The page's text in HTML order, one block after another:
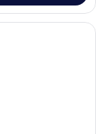
(Lotte) |